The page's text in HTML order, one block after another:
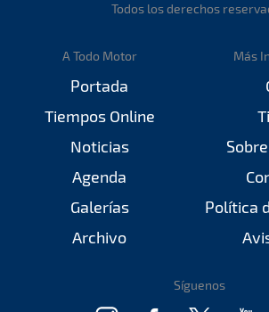
Todos los derechos
A Todo Motor
Portada
Tiempos Online
Noticias
Agenda
Galerías
Archivo
Más
Política
Síguenos